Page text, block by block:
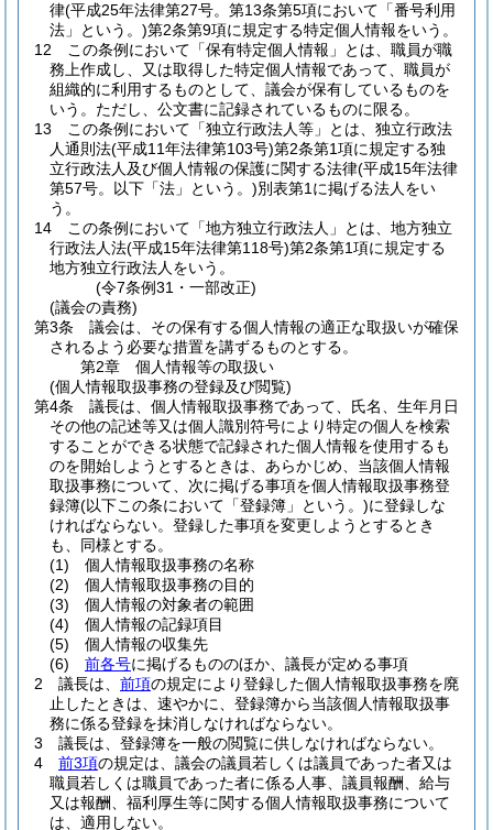
律(平成25年法律第27号。第13条第5項において「番号利用
法」という。)第2条第9項に規定する特定個人情報をいう。
12
この条例において「保有特定個人情報」とは、職員が職
務上作成し、又は取得した特定個人情報であって、職員が
組織的に利用するものとして、議会が保有しているものを
いう。 ただし、公文書に記録されているものに限る。
13
この条例において「独立行政法人等」とは、独立行政法
人通則法(平成11年法律第103号)第2条第1項に規定する独
立行政法人及び個人情報の保護に関する法律(平成15年法律
第57号。以下「法」という。)別表第1に掲げる法人をい
う。
14
この条例において「地方独立行政法人」とは、地方独立
行政法人法(平成15年法律第118号)第2条第1項に規定する
地方独立行政法人をいう。
(令7条例31・一部改正)
(議会の責務)
第3条
議会は、その保有する個人情報の適正な取扱いが確保
されるよう必要な措置を講ずるものとする。
第2章
個人情報等の取扱い
(個人情報取扱事務の登録及び閲覧)
第4条
議長は、個人情報取扱事務であって、氏名、生年月日
その他の記述等又は個人識別符号により特定の個人を検索
することができる状態で記録された個人情報を使用するも
のを開始しようとするときは、あらかじめ、当該個人情報
取扱事務について、次に掲げる事項を個人情報取扱事務登
録簿(以下この条において「登録簿」という。)に登録しな
ければならない。 登録した事項を変更しようとするとき
も、同様とする。
(1)
個人情報取扱事務の名称
(2)
個人情報取扱事務の目的
(3)
個人情報の対象者の範囲
(4)
個人情報の記録項目
(5)
個人情報の収集先
(6)
前各号に掲げるもののほか、議長が定める事項
2
議長は、 前項の規定により登録した個人情報取扱事務を廃
止したときは、速やかに、登録簿から当該個人情報取扱事
務に係る登録を抹消しなければならない。
3
議長は、登録簿を一般の閲覧に供しなければならない。
4
前3項の規定は、議会の議員若しくは議員であった者又は
職員若しくは職員であった者に係る人事、議員報酬、給与
又は報酬、福利厚生等に関する個人情報取扱事務について
は、適用しない。